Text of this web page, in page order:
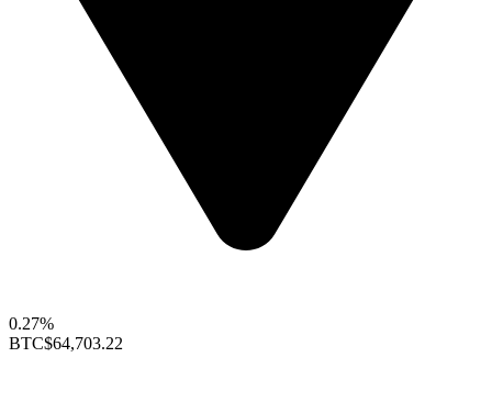
0.27%
BTC$64,703.22